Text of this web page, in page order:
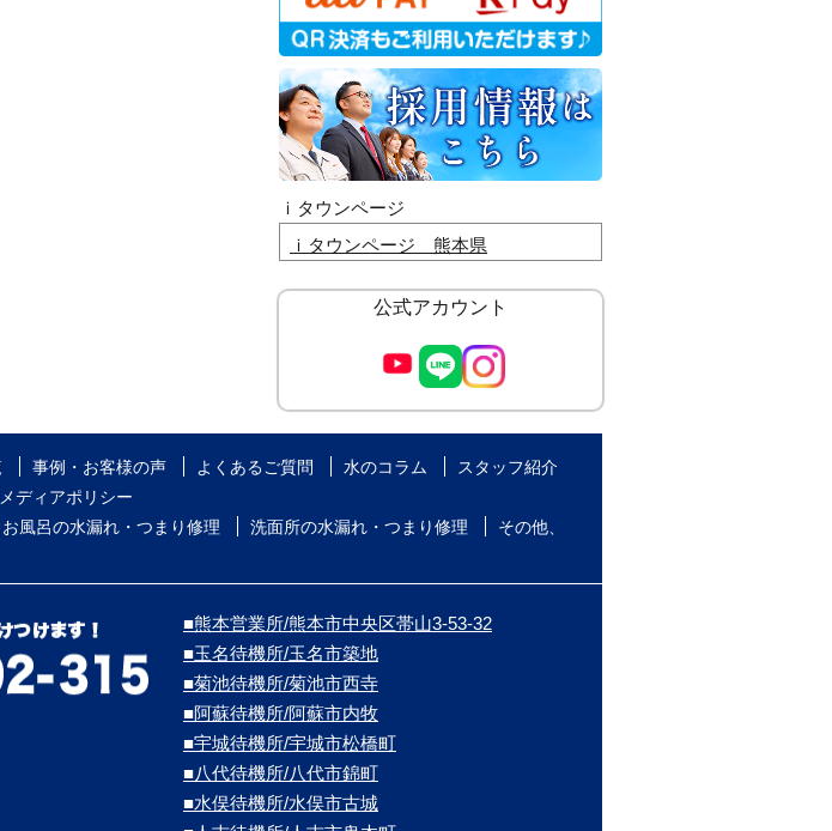
ｉタウンページ
ｉタウンページ 熊本県
公式アカウント
事例・お客様の声 よくあるご質問 水のコラム
スタッフ紹介
ディアポリシー
お風呂の水漏れ・つまり修理 洗面所の水漏れ・つまり修理
その他、
■熊本営業所/熊本市中央区帯山3-53-32
■玉名待機所/玉名市築地
■菊池待機所/菊池市西寺
■阿蘇待機所/阿蘇市内牧
■宇城待機所/宇城市松橋町
■八代待機所/八代市錦町
■水俣待機所/水俣市古城